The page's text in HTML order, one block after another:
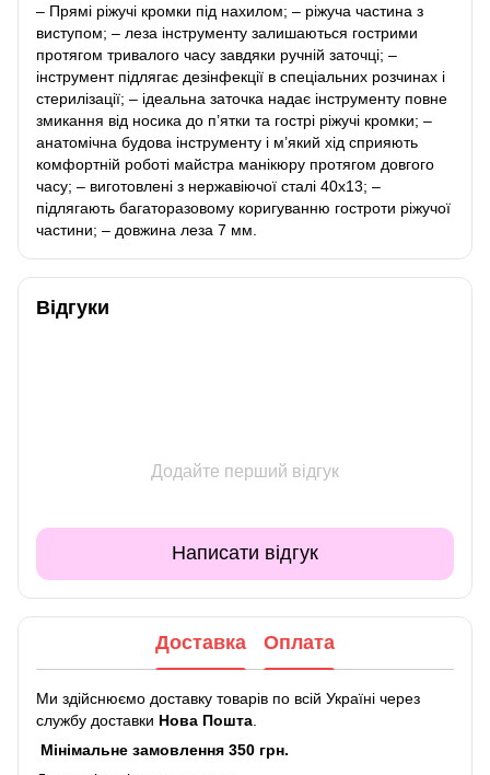
– Прямі ріжучі кромки під нахилом; – ріжуча частина з
виступом; – леза інструменту залишаються гострими
протягом тривалого часу завдяки ручній заточці; –
інструмент підлягає дезінфекції в спеціальних розчинах і
стерилізації; – ідеальна заточка надає інструменту повне
змикання від носика до п’ятки та гострі ріжучі кромки; –
анатомічна будова інструменту і м’який хід сприяють
комфортній роботі майстра манікюру протягом довгого
часу; – виготовлені з нержавіючої сталі 40х13; –
підлягають багаторазовому коригуванню гостроти ріжучої
частини; – довжина леза 7 мм.
Відгуки
Додайте перший відгук
Написати відгук
Доставка Оплата
Ми здійснюємо доставку товарів по всій Україні через
службу доставки Нова Пошта
Мінімальне замовлення 350 грн.